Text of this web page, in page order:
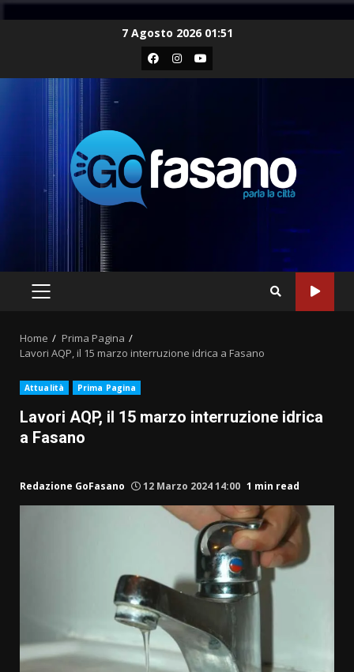
7 Agosto 2026 01:51
Facebook
Instagram
Youtube
PRIMARY
Home
Prima Pagina
Lavori AQP, il 15 marzo interruzione idrica a Fasano
Attualità Prima Pagina
Lavori AQP, il 15 marzo interruzione idrica
a Fasano
Redazione GoFasano 12 Marzo 2024 14:00 1 min read